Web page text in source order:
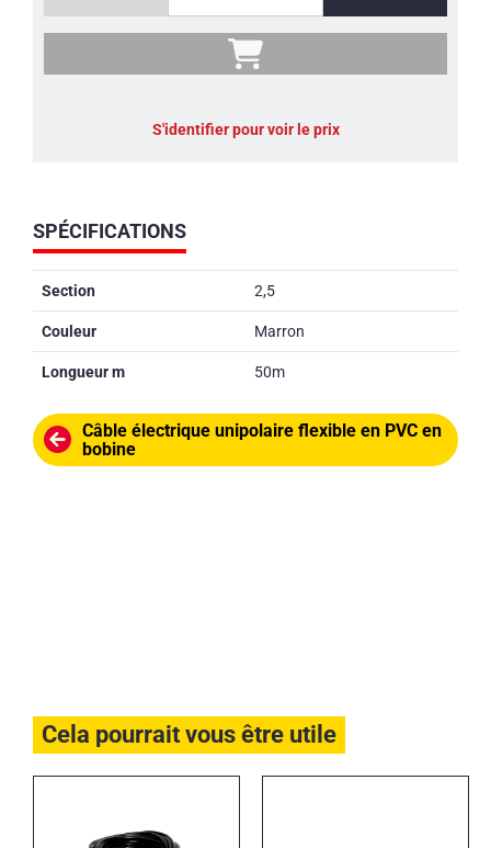
SPÉCIFICATIONS
Section 2,5
Couleur Marron
Longueur m 50m
Câble électrique unipolaire flexible en PVC en
bobine
S'identifier pour voir le prix
Cela pourrait vous être utile